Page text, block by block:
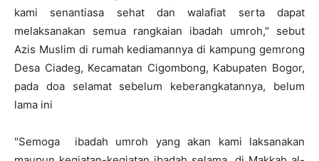
kami senantiasa sehat dan walafiat serta dapat
melaksanakan semua rangkaian ibadah umroh," sebut
Azis Muslim di rumah kediamannya di kampung gemrong
Desa Ciadeg, Kecamatan Cigombong, Kabupaten Bogor,
pada doa selamat sebelum keberangkatannya, belum
lama ini
"Semoga ibadah umroh yang akan kami laksanakan